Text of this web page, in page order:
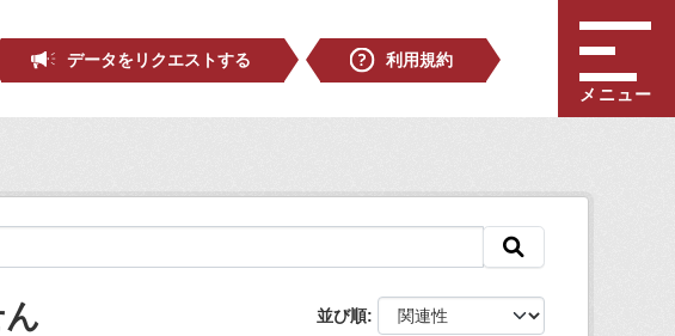
データをリクエストする
利用規約
メニュー
並び順